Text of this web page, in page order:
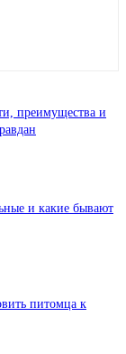
преимущества и
и какие бывают
питомца к